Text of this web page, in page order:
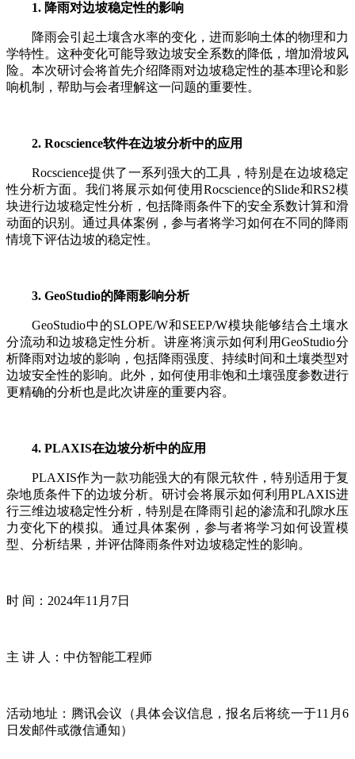
1. 降雨对边坡稳定性的影响
降雨会引起土壤含水率的变化，进而影响土体的物理和力
学特性。这种变化可能导致边坡安全系数的降低，增加滑坡风
险。本次研讨会将首先介绍降雨对边坡稳定性的基本理论和影
响机制，帮助与会者理解这一问题的重要性。
2. Rocscience软件在边坡分析中的应用
Rocscience提供了一系列强大的工具，特别是在边坡稳定
性分析方面。我们将展示如何使用Rocscience的Slide和RS2模
块进行边坡稳定性分析，包括降雨条件下的安全系数计算和滑
动面的识别。通过具体案例，参与者将学习如何在不同的降雨
情境下评估边坡的稳定性。
3. GeoStudio的降雨影响分析
GeoStudio中的SLOPE/W和SEEP/W模块能够结合土壤水
分流动和边坡稳定性分析。讲座将演示如何利用GeoStudio分
析降雨对边坡的影响，包括降雨强度、持续时间和土壤类型对
边坡安全性的影响。此外，如何使用非饱和土壤强度参数进行
更精确的分析也是此次讲座的重要内容。
4. PLAXIS在边坡分析中的应用
PLAXIS作为一款功能强大的有限元软件，特别适用于复
杂地质条件下的边坡分析。研讨会将展示如何利用PLAXIS进
行三维边坡稳定性分析，特别是在降雨引起的渗流和孔隙水压
力变化下的模拟。通过具体案例，参与者将学习如何设置模
型、分析结果，并评估降雨条件对边坡稳定性的影响。
时 间：2024年11月7日
主 讲 人：中仿智能工程师
活动地址：腾讯会议（具体会议信息，报名后将统一于11月6
日发邮件或微信通知）